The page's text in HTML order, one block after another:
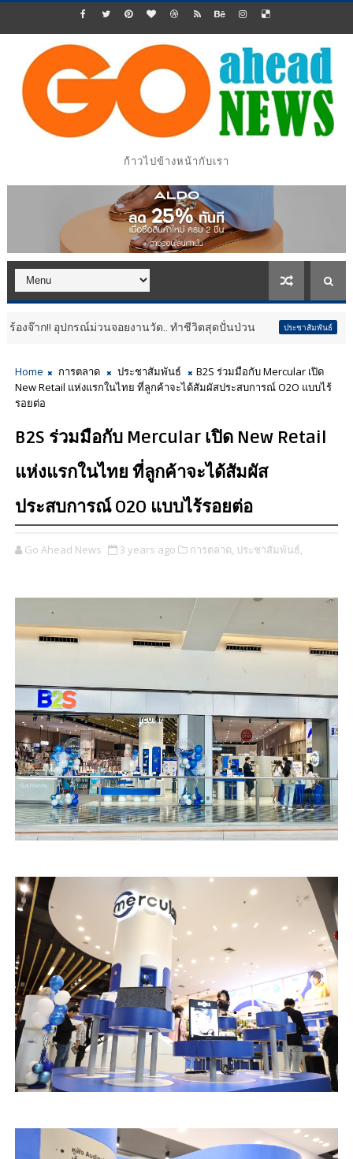
ก้าวไปข้างหน้ากับเรา
กรณ์ม่วนจอยงานวัด.. ทำชีวิตสุดปั่นป่วน ประชาสัมพันธ์ กลับมาอีกครั้ง
Home การตลาด ประชาสัมพันธ์
B2S ร่วมมือกับ Mercular เปิด
New Retail แห่งแรกในไทย ที่ลูกค้าจะได้สัมผัสประสบการณ์ O2O แบบไร้
รอยต่อ
B2S ร่วมมือกับ Mercular เปิด New Retail
แห่งแรกในไทย ที่ลูกค้าจะได้สัมผัส
ประสบการณ์ O2O แบบไร้รอยต่อ
Go Ahead News 3 years ago การตลาด, ประชาสัมพันธ์,